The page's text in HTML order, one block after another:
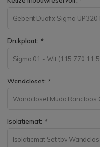
Geberit Duofix Sigma
(111308005)
Drukplaat: *
Sigma 01 - Wit
Wandcloset: *
Wandcloset Mudo Randloos
(33768-92368)
Isolatiemat: *
Isolatiemat Set tbv